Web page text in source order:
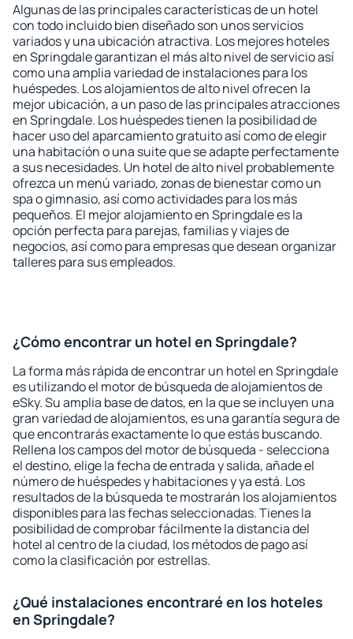
Algunas de las principales características de un hotel
con todo incluido bien diseñado son unos servicios
variados y una ubicación atractiva. Los mejores hoteles
en Springdale garantizan el más alto nivel de servicio así
como una amplia variedad de instalaciones para los
huéspedes. Los alojamientos de alto nivel ofrecen la
mejor ubicación, a un paso de las principales atracciones
en Springdale. Los huéspedes tienen la posibilidad de
hacer uso del aparcamiento gratuito así como de elegir
una habitación o una suite que se adapte perfectamente
a sus necesidades. Un hotel de alto nivel probablemente
ofrezca un menú variado, zonas de bienestar como un
spa o gimnasio, así como actividades para los más
pequeños. El mejor alojamiento en Springdale es la
opción perfecta para parejas, familias y viajes de
negocios, así como para empresas que desean organizar
talleres para sus empleados.
¿Cómo encontrar un hotel en Springdale?
La forma más rápida de encontrar un hotel en Springdale
es utilizando el motor de búsqueda de alojamientos de
eSky. Su amplia base de datos, en la que se incluyen una
gran variedad de alojamientos, es una garantía segura de
que encontrarás exactamente lo que estás buscando.
Rellena los campos del motor de búsqueda - selecciona
el destino, elige la fecha de entrada y salida, añade el
número de huéspedes y habitaciones y ya está. Los
resultados de la búsqueda te mostrarán los alojamientos
disponibles para las fechas seleccionadas. Tienes la
posibilidad de comprobar fácilmente la distancia del
hotel al centro de la ciudad, los métodos de pago así
como la clasificación por estrellas.
¿Qué instalaciones encontraré en los hoteles
en Springdale?